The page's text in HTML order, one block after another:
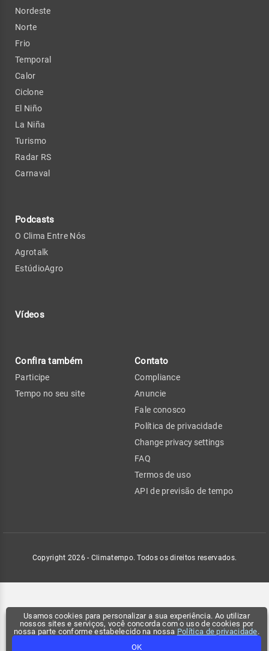
Usamos cookies para personalizar a sua experiência. Ao utilizar
nossos sites e serviços, você concorda com o uso de cookies por
nossa parte conforme estabelecido na nossa Política de privacidade.
OK
Nordeste
Norte
Frio
Temporal
Calor
Ciclone
El Niño
La Niña
Turismo
Radar RS
Carnaval
Podcasts
O Clima Entre Nós
Agrotalk
EstúdioAgro
Vídeos
Confira também
Participe
Tempo no seu site
Contato
Compliance
Anuncie
Fale conosco
Política de privacidade
Change privacy settings
FAQ
Termos de uso
API de previsão de tempo
Copyright 2026 - Climatempo. Todos os direitos reservados.